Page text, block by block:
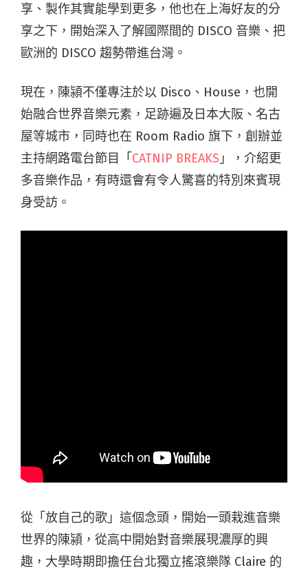
享、製作其實能學到更多，他也在上海好友的分
享之下，開始深入了解國際間的 DISCO 音樂、把
歐洲的 DISCO 趨勢帶進台灣。
現在，陳潁不僅專注於以 Disco、House，也開
始融合世界音樂元素，足跡遍及日本大阪、名古
屋等城市，同時也在 Room Radio 旗下，創辦並
主持網路電台節目「 CATNIP BREAKS 」，介紹更
多音樂作品，有時還會有令人驚喜的特別來賓現
身受訪。
從「放自己的歌」這個念頭，開始一頭栽進音樂
世界的陳潁，從高中開始對音樂展現濃厚的興
趣，大學時期即擔任台北獨立搖滾樂隊 Claire 的